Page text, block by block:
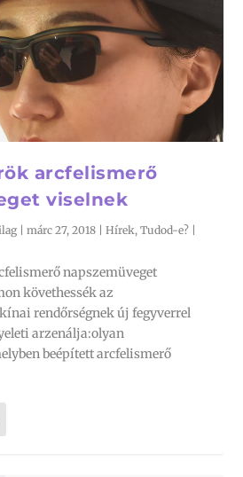
arcfelismerő
viselnek
|márc 27, 2018 |Hírek,Tudod-e?
napszemüveget
követhessék az
rendőrségnek új fegyverrel
arzenálja:olyan
beépített arcfelismerő